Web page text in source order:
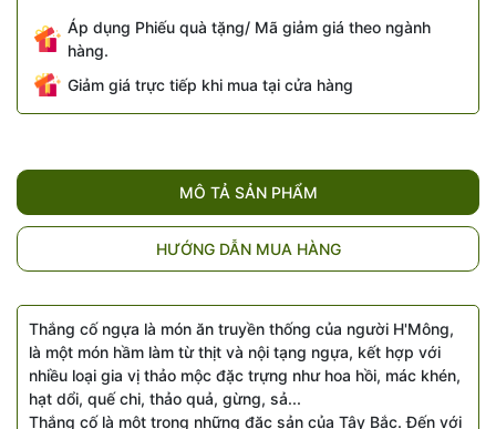
Áp dụng Phiếu quà tặng/ Mã giảm giá theo ngành
hàng.
Giảm giá trực tiếp khi mua tại cửa hàng
MÔ TẢ SẢN PHẨM
HƯỚNG DẪN MUA HÀNG
Thắng cố ngựa là món ăn truyền thống của người H'Mông,
là một món hầm làm từ thịt và nội tạng ngựa, kết hợp với
nhiều loại gia vị thảo mộc đặc trựng như hoa hồi, mác khén,
hạt dổi, quế chi, thảo quả, gừng, sả...
Thắng cố là một trong những đặc sản của Tây Bắc. Đến với